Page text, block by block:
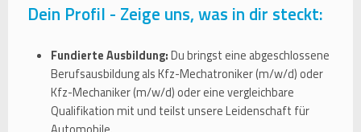
Dein Profil - Zeige uns, was in dir steckt:
Fundierte Ausbildung:Du bringst eine abgeschlossene
Berufsausbildung als Kfz-Mechatroniker (m/w/d) oder
Kfz-Mechaniker (m/w/d) oder eine vergleichbare
Qualifikation mit und teilst unsere Leidenschaft für